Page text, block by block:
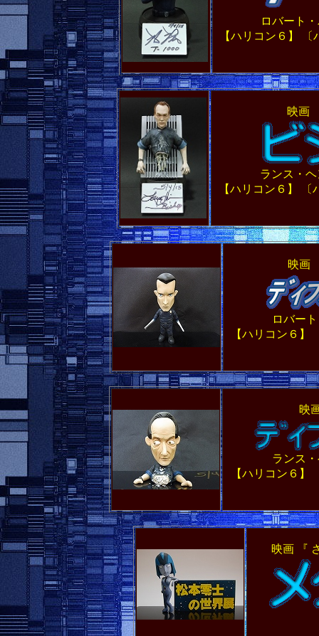
ロバート
【ハリコン６】
映画
ランス・
【ハリコン６】
映画
ロバー
【ハリコン６】
映
ランス
【ハリコン６】
映画 『